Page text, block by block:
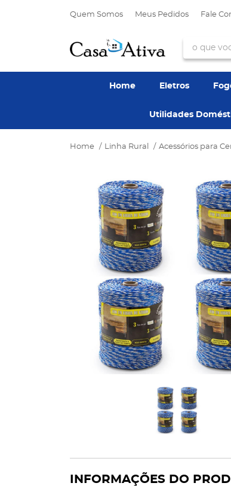
Quem Somos Meus Pedidos Fale
Home Eletros
Utilidades
Home Linha Rural Acessórios para
INFORMAÇÕES DO